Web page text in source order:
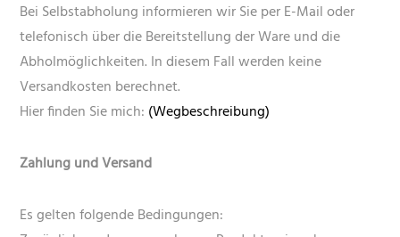
Bei Selbstabholung informieren wir Sie per E-Mail oder
telefonisch über die Bereitstellung der Ware und die
Abholmöglichkeiten. In diesem Fall werden keine
Versandkosten berechnet.
Hier finden Sie mich: (Wegbeschreibung)
Zahlung und Versand
Es gelten folgende Bedingungen: